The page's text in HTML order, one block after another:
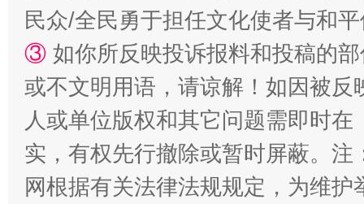
“蜀中异人”王建安的艺术幻境
民众/全民勇于担任文化使者与和
③ 如你所反映投诉报料和投稿的
或不文明用语，请谅解！如因被
人或单位版权和其它问题需即时在
实，有权先行撤除或暂时屏蔽。
网根据有关法律法规规定，为维